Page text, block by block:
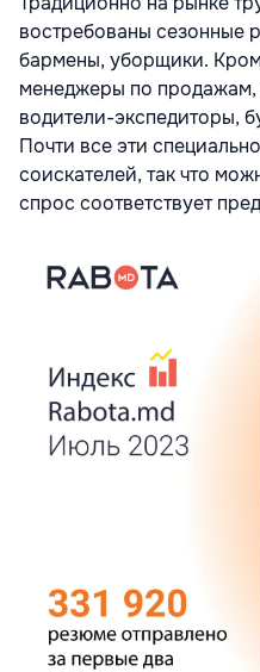
востребованы сезонные
бармены, уборщики.
менеджеры по продажам,
водители-экспедиторы,
Почти все эти
соискателей, так что
спрос соответствует